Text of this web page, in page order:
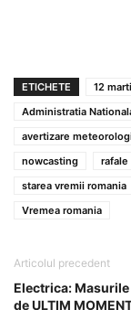
ETICHETE 12
Administratia
avertizare
nowcasting
rafale
starea vremii romania
Vremea romania
Articolul precedent
Electrica:
de ULTIM